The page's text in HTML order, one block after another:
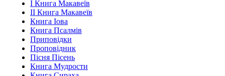
І Книга Макавеїв
ІІ Книга Макавеїв
Книга Іова
Книга Псалмів
Приповідки
Проповідник
Пісня Пісень
Книга Мудрости